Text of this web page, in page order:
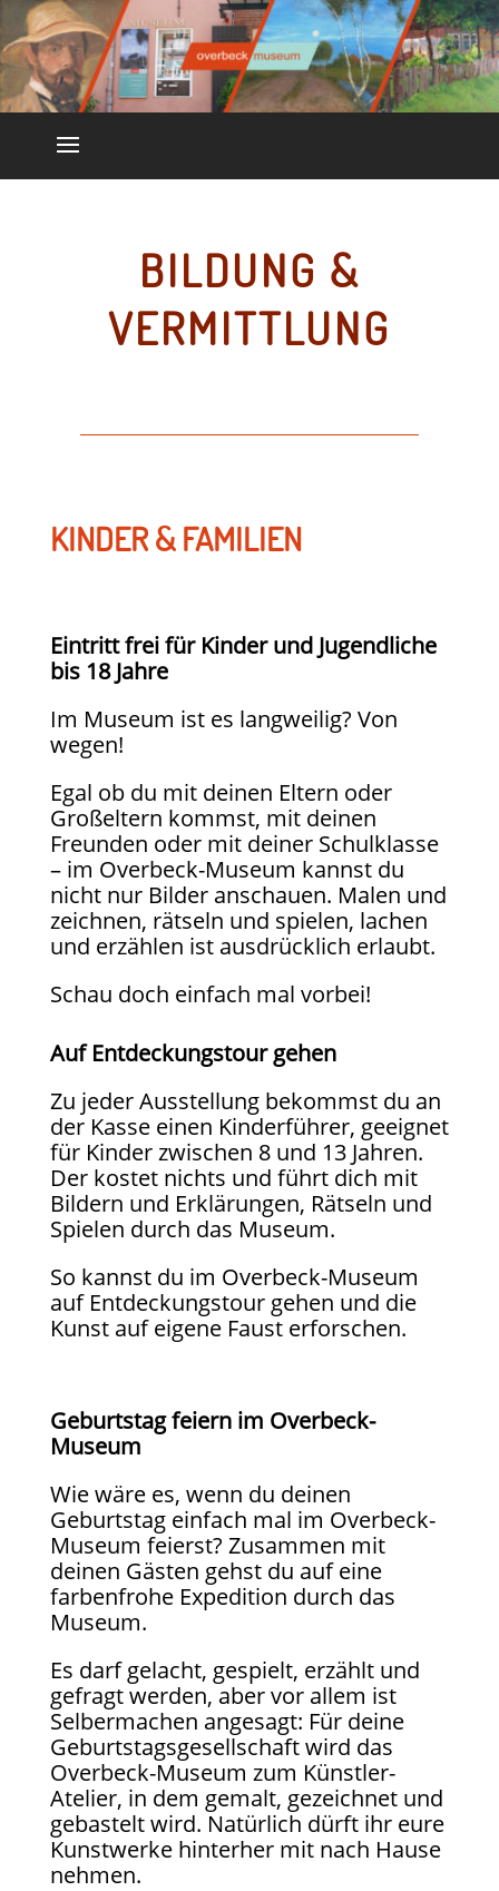
BILDUNG &
VERMITTLUNG
KINDER & FAMILIEN
Eintritt frei für Kinder und Jugendliche
bis 18 Jahre
Im Museum ist es langweilig? Von
wegen!
Egal ob du mit deinen Eltern oder
Großeltern kommst, mit deinen
Freunden oder mit deiner Schulklasse
– im Overbeck-Museum kannst du
nicht nur Bilder anschauen. Malen und
zeichnen, rätseln und spielen, lachen
und erzählen ist ausdrücklich erlaubt.
Schau doch einfach mal vorbei!
Auf Entdeckungstour gehen
Zu jeder Ausstellung bekommst du an
der Kasse einen Kinderführer, geeignet
für Kinder zwischen 8 und 13 Jahren.
Der kostet nichts und führt dich mit
Bildern und Erklärungen, Rätseln und
Spielen durch das Museum.
So kannst du im Overbeck-Museum
auf Entdeckungstour gehen und die
Kunst auf eigene Faust erforschen.
Geburtstag feiern im Overbeck-
Museum
Wie wäre es, wenn du deinen
Geburtstag einfach mal im Overbeck-
Museum feierst? Zusammen mit
deinen Gästen gehst du auf eine
farbenfrohe Expedition durch das
Museum.
Es darf gelacht, gespielt, erzählt und
gefragt werden, aber vor allem ist
Selbermachen angesagt: Für deine
Geburtstagsgesellschaft wird das
Overbeck-Museum zum Künstler-
Atelier, in dem gemalt, gezeichnet und
gebastelt wird. Natürlich dürft ihr eure
Kunstwerke hinterher mit nach Hause
nehmen.